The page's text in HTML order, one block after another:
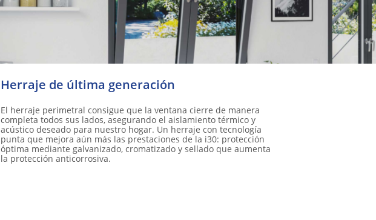
Herraje de última generación
El herraje perimetral consigue que la ventana cierre de manera
completa todos sus lados, asegurando el aislamiento térmico y
acústico deseado para nuestro hogar. Un herraje con tecnología
punta que mejora aún más las prestaciones de la i30: protección
óptima mediante galvanizado, cromatizado y sellado que aumenta
la protección anticorrosiva.